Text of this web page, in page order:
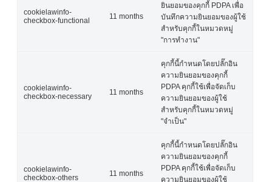
cookielawinfo-
checkbox-functional
11 months
ยินยอมของคุกกี้ PDPA เพื่อ
บันทึกความยินยอมของผู้ใช้
สำหรับคุกกี้ในหมวดหมู่
"การทำงาน"
cookielawinfo-
checkbox-necessary
11 months
คุกกี้นี้กำหนดโดยปลั๊กอิน
ความยินยอมของคุกกี้
PDPA คุกกี้ใช้เพื่อจัดเก็บ
ความยินยอมของผู้ใช้
สำหรับคุกกี้ในหมวดหมู่
"จำเป็น"
cookielawinfo-
checkbox-others
11 months
คุกกี้นี้กำหนดโดยปลั๊กอิน
ความยินยอมของคุกกี้
PDPA คุกกี้ใช้เพื่อจัดเก็บ
ความยินยอมของผู้ใช้